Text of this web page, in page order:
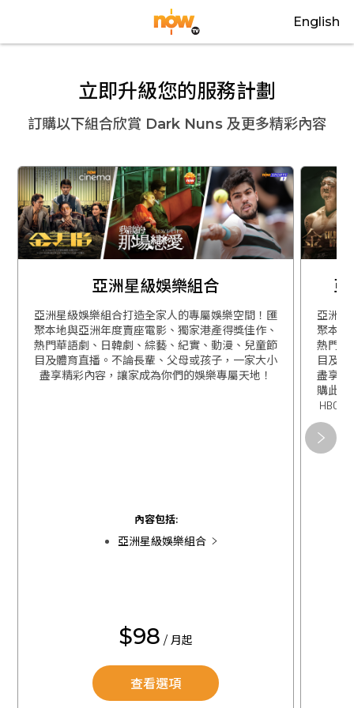
English
立即升級您的服務計劃
訂購以下組合欣賞 Dark Nuns 及更多精彩內容
亞洲星級娛樂組合
亞洲星級娛樂組合打造全家人的專屬娛樂空間！匯
聚本地與亞洲年度賣座電影、獨家港產得獎佳作、
熱門華語劇、日韓劇、綜藝、紀實、動漫、兒童節
目及體育直播。不論長輩、父母或孩子，一家大小
盡享精彩內容，讓家成為你們的娛樂專屬天地！
內容包括:
亞洲星級娛樂組合
$98 / 月起
查看選項
亞
亞洲星
聚本地
熱門華
目及
盡享精
購此組
HBO
關閉